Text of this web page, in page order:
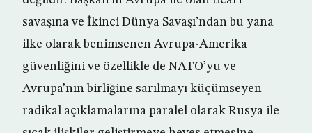
savaşına ve İkinci Dünya Savaşı’ndan bu yana
ilke olarak benimsenen Avrupa-Amerika
güvenliğini ve özellikle de NATO’yu ve
Avrupa’nın birliğine sarılmayı küçümseyen
radikal açıklamalarına paralel olarak Rusya ile